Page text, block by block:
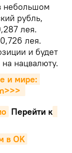
небольшом
рубль,
лея.
лея.
и будет
нацвалюту.
и мире:
Перейти к
в OK